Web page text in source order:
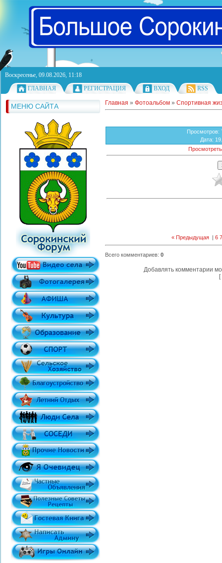
Воскресенье, 09.08.2026, 11:18
ГЛАВНАЯ
РЕГИСТРАЦИЯ ВХОД RSS
МЕНЮ САЙТА Главная » Фотоальбом » Спортивная
Просмотров:
Дата:
« Предыдущая| 6 7
Всего комментариев: 0
Добавлять комментарии
[